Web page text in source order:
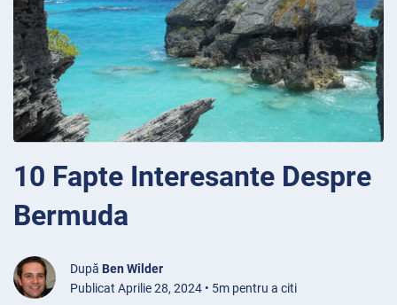
10 Fapte Interesante Despre
Bermuda
După Ben Wilder
Publicat Aprilie 28, 2024 • 5m pentru a citi